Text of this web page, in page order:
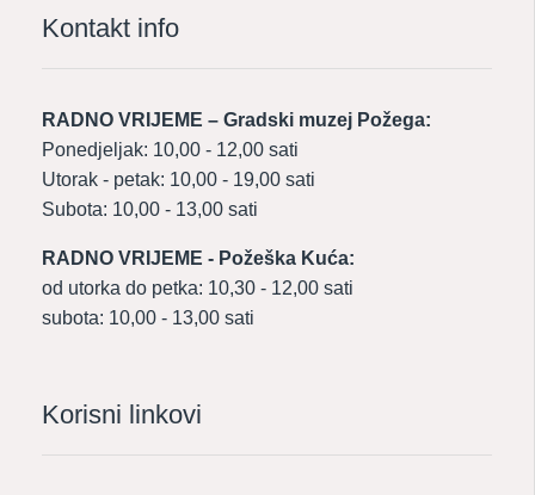
Kontakt info
RADNO VRIJEME – Gradski muzej Požega:
Ponedjeljak: 10,00 - 12,00 sati
Utorak - petak: 10,00 - 19,00 sati
Subota: 10,00 - 13,00 sati
RADNO VRIJEME - Požeška Kuća:
od utorka do petka: 10,30 - 12,00 sati
subota: 10,00 - 13,00 sati
Korisni linkovi